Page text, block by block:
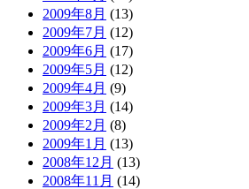
2009年8月 (13)
2009年7月 (12)
2009年6月 (17)
2009年5月 (12)
2009年4月 (9)
2009年3月 (14)
2009年2月 (8)
2009年1月 (13)
2008年12月 (13)
2008年11月 (14)